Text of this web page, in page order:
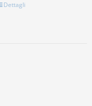
Dettagli